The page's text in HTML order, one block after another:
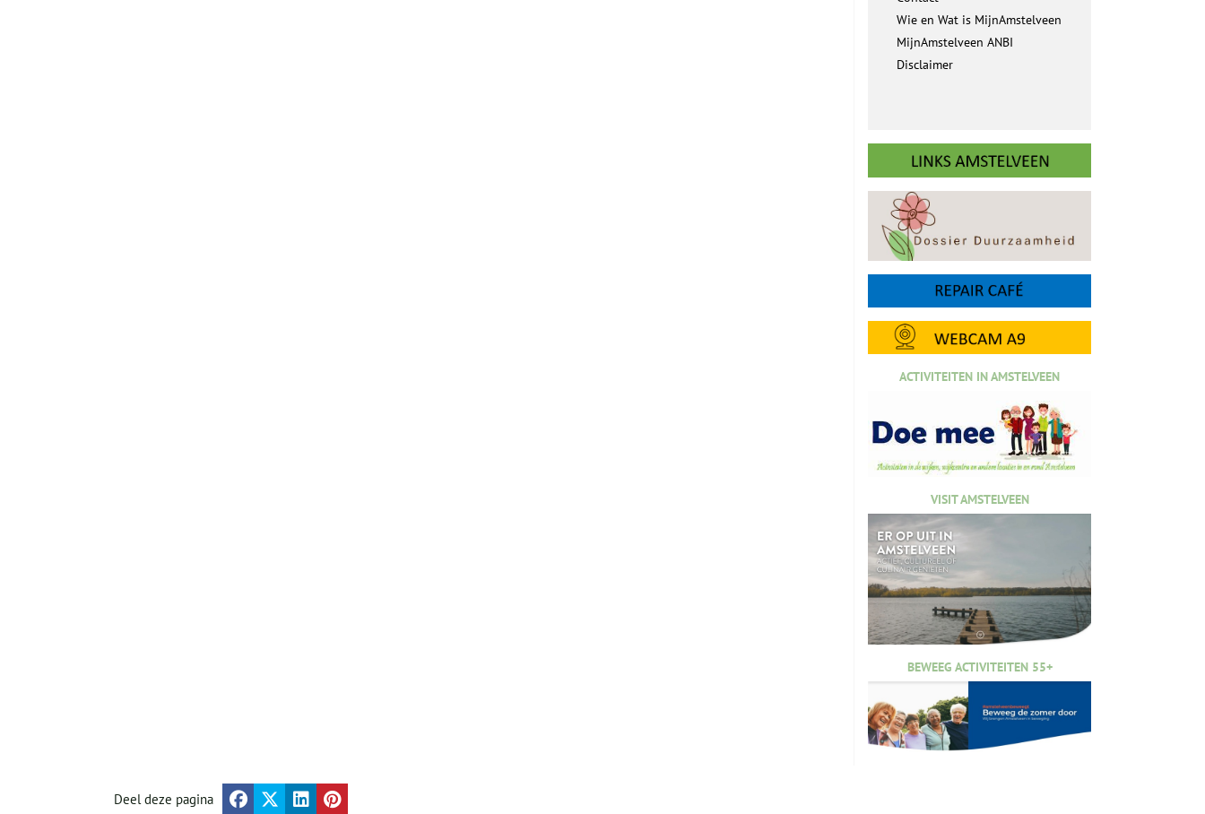
Wie en Wat is MijnAmstelveen
MijnAmstelveen ANBI
Disclaimer
ACTIVITEITEN IN AMSTELVEEN
VISIT AMSTELVEEN
BEWEEG ACTIVITEITEN 55+
Deel deze pagina